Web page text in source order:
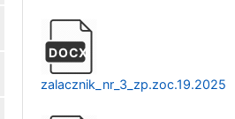
DOCX
zalacznik_nr_3_zp.zoc.19.2025